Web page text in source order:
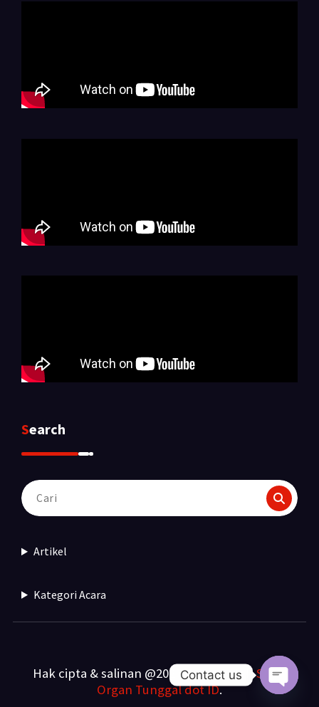
Search
Pencarian
untuk:
Artikel
Kategori Acara
Hak cipta & salinan @2025. Dibuat olehSewa
Organ Tunggal dot ID.
Contact us